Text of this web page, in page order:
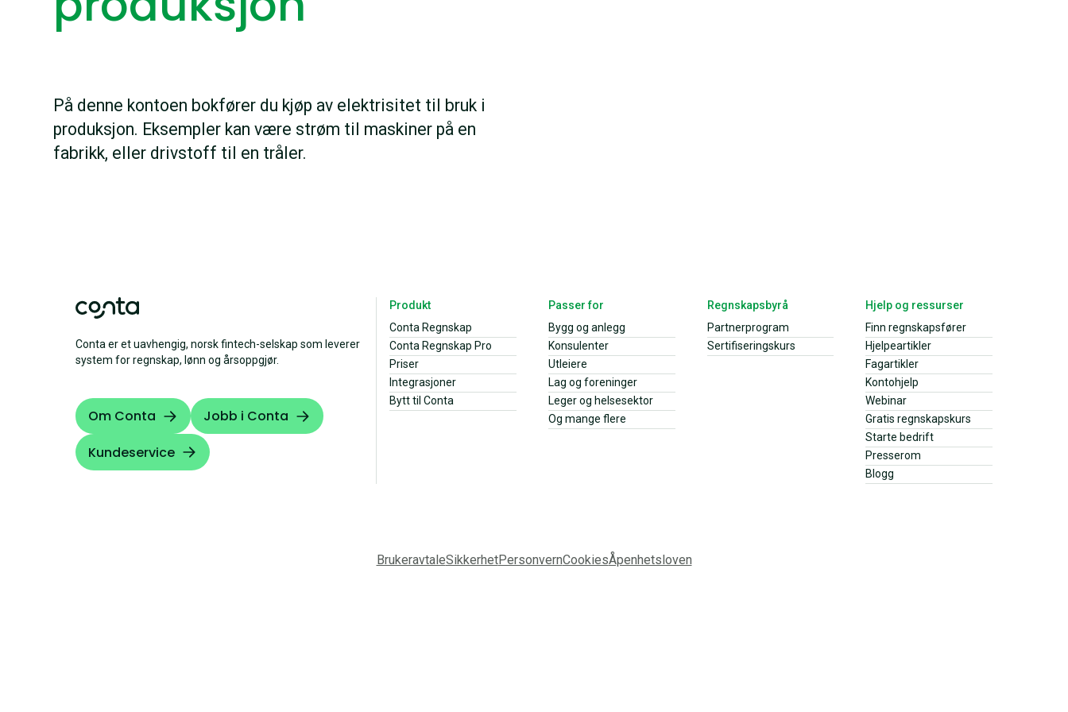
På denne kontoen bokfører du kjøp av elektrisitet til bruk i
produksjon. Eksempler kan være strøm til maskiner på en
fabrikk, eller drivstoff til en tråler.
Conta er et uavhengig, norsk fintech-selskap som leverer
system for regnskap, lønn og årsoppgjør.
Om Conta
Jobb i Conta
Kundeservice
Produkt
Conta Regnskap
Conta Regnskap Pro
Priser
Integrasjoner
Bytt til Conta
Passer for
Bygg og anlegg
Konsulenter
Utleiere
Lag og foreninger
Leger og helsesektor
Og mange flere
Regnskapsbyrå
Partnerprogram
Sertifiseringskurs
Hjelp og ressurser
Finn regnskapsfører
Hjelpeartikler
Fagartikler
Kontohjelp
Webinar
Gratis regnskapskurs
Starte bedrift
Presserom
Blogg
BrukeravtaleSikkerhetPersonvernCookiesÅpenhetsloven